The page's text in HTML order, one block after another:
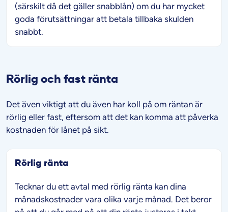
(särskilt då det gäller snabblån) om du har mycket
goda förutsättningar att betala tillbaka skulden
snabbt.
Rörlig och fast ränta
Det även viktigt att du även har koll på om räntan är
rörlig eller fast, eftersom att det kan komma att påverka
kostnaden för lånet på sikt.
Rörlig ränta
Tecknar du ett avtal med rörlig ränta kan dina
månadskostnader vara olika varje månad. Det beror